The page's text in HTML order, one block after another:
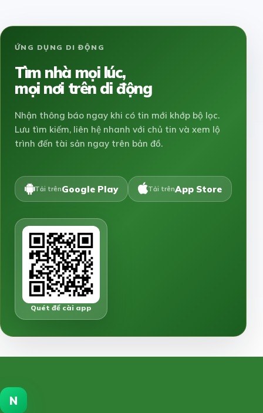
ỨNG DỤNG DI ĐỘNG
Tìm nhà mọi lúc,
mọi nơi trên di động
Nhận thông báo ngay khi có tin mới khớp bộ lọc.
Lưu tìm kiếm, liên hệ nhanh với chủ tin và xem lộ
trình đến tài sản ngay trên bản đồ.
Tải trênGoogle Play Tải trênApp Store
Quét để cài app
N